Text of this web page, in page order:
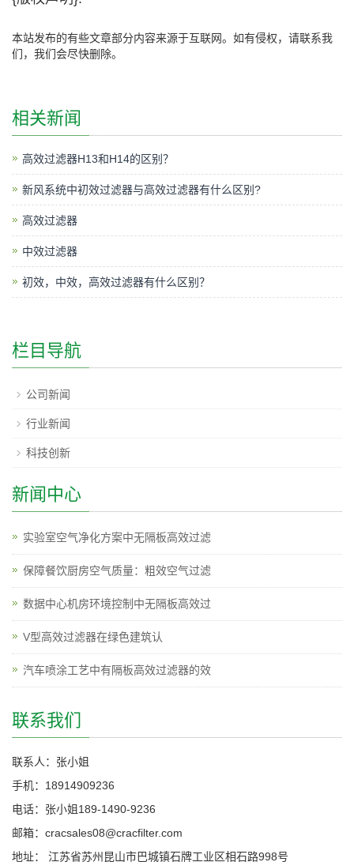
本站发布的有些文章部分内容来源于互联网。如有侵权，请联系我
们，我们会尽快删除。
相关新闻
高效过滤器H13和H14的区别？
新风系统中初效过滤器与高效过滤器有什么区别?
高效过滤器
中效过滤器
初效，中效，高效过滤器有什么区别？
栏目导航
公司新闻
行业新闻
科技创新
新闻中心
实验室空气净化方案中无隔板高效过滤
保障餐饮厨房空气质量：粗效空气过滤
数据中心机房环境控制中无隔板高效过
V型高效过滤器在绿色建筑认
汽车喷涂工艺中有隔板高效过滤器的效
联系我们
联系人：张小姐
手机：18914909236
电话：张小姐189-1490-9236
邮箱：cracsales08@cracfilter.com
地址： 江苏省苏州昆山市巴城镇石牌工业区相石路998号